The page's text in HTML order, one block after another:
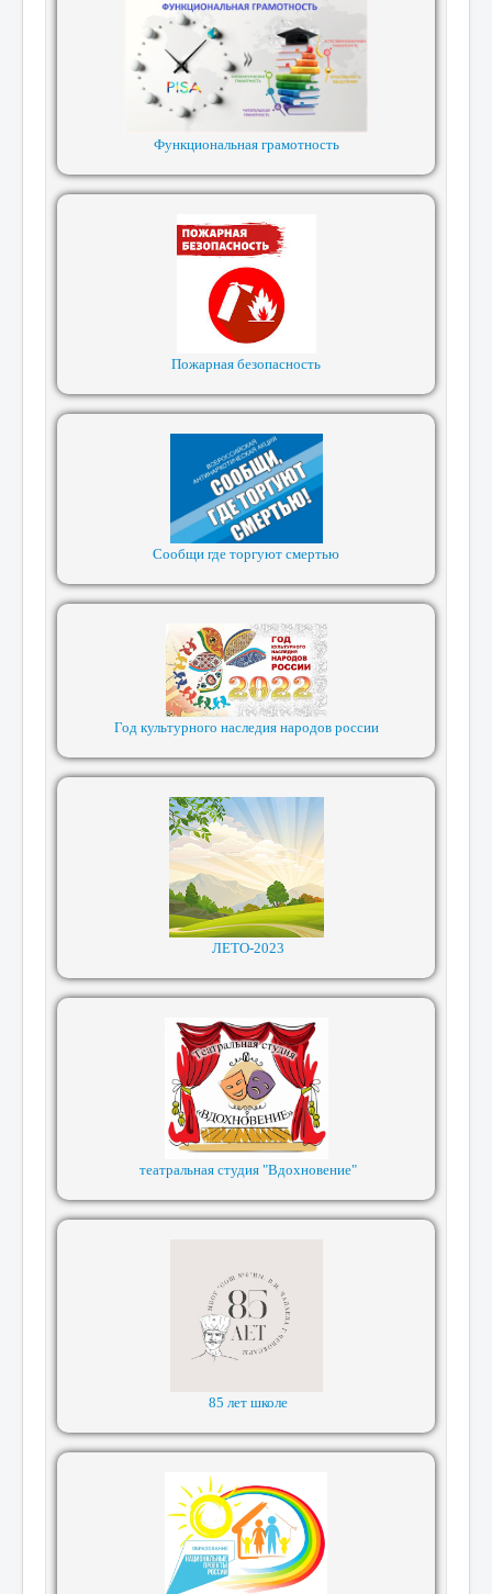
Функциональная грамотность
Пожарная безопасность
Сообщи где торгуют смертью
Год культурного наследия народов россии
ЛЕТО-2023
театральная студия "Вдохновение"
85 лет школе